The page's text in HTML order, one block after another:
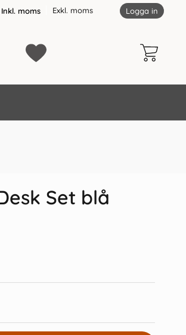
Inkl. moms Exkl. moms Logga in
Set blå